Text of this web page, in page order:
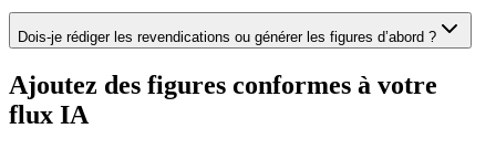
Dois-je rédiger les revendications ou générer les figures d’abord ?
Ajoutez des figures conformes à votre
flux IA